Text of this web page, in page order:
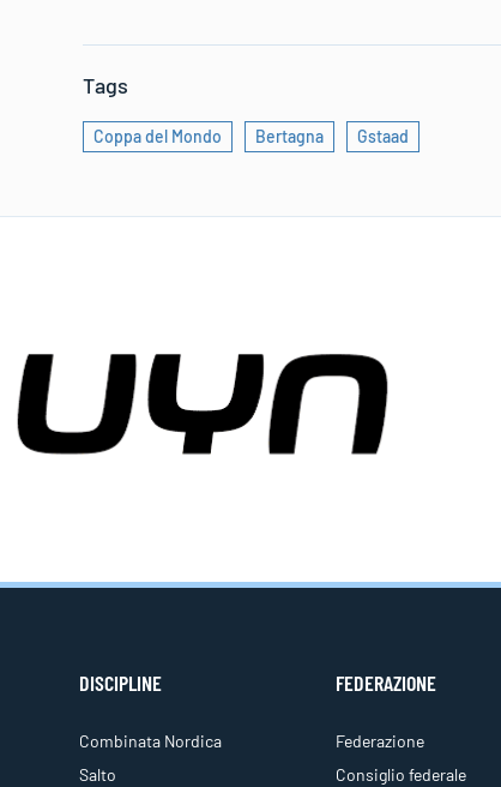
Tags
Coppa del Mondo Bertagna Gstaad
DISCIPLINE
Combinata Nordica
Salto
FEDERAZIONE
Federazione
Consiglio federale